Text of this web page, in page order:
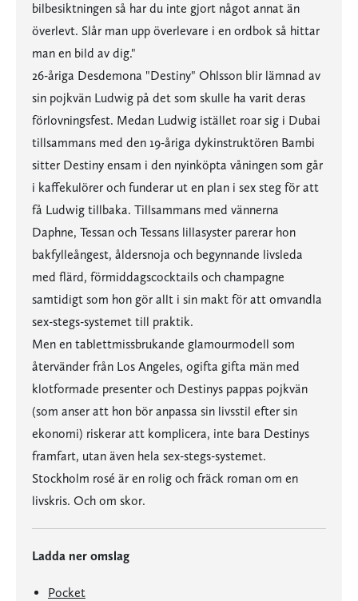
bilbesiktningen så har du inte gjort något annat än
överlevt. Slår man upp överlevare i en ordbok så hittar
man en bild av dig."
26-åriga Desdemona "Destiny" Ohlsson blir lämnad av
sin pojkvän Ludwig på det som skulle ha varit deras
förlovningsfest. Medan Ludwig istället roar sig i Dubai
tillsammans med den 19-åriga dykinstruktören Bambi
sitter Destiny ensam i den nyinköpta våningen som går
i kaffekulörer och funderar ut en plan i sex steg för att
få Ludwig tillbaka. Tillsammans med vännerna
Daphne, Tessan och Tessans lillasyster parerar hon
bakfylleångest, åldersnoja och begynnande livsleda
med flärd, förmiddagscocktails och champagne
samtidigt som hon gör allt i sin makt för att omvandla
sex-stegs-systemet till praktik.
Men en tablettmissbrukande glamourmodell som
återvänder från Los Angeles, ogifta gifta män med
klotformade presenter och Destinys pappas pojkvän
(som anser att hon bör anpassa sin livsstil efter sin
ekonomi) riskerar att komplicera, inte bara Destinys
framfart, utan även hela sex-stegs-systemet.
Stockholm rosé är en rolig och fräck roman om en
livskris. Och om skor.
Ladda ner omslag
Pocket